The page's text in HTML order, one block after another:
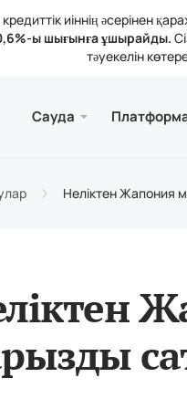
иіннің әсерінен
ы шығынға ұшырайды.
тәуекелін
Сауда
құралдары
және веб.
5 Веб-
туралы
жаңалықтары
Неліктен Жапония